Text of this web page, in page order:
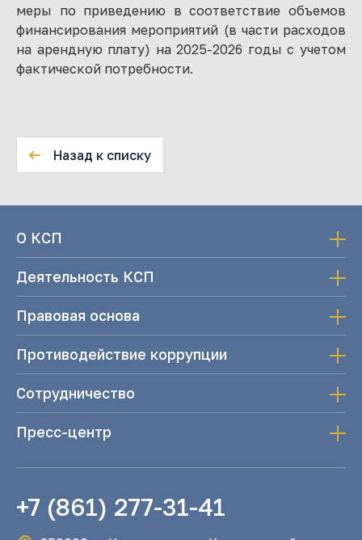
меры по приведению в соответствие объемов
финансирования мероприятий (в части расходов
на арендную плату) на 2025-2026 годы с учетом
фактической потребности.
Назад к списку
О КСП
Деятельность КСП
Правовая основа
Противодействие коррупции
Сотрудничество
Пресс-центр
+7 (861) 277-31-41